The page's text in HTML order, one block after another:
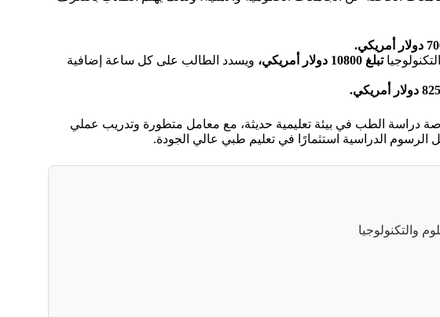
تبلغ 10800 دولار أمريكي،
ويسدد الطالب على كل ساعة إضافية
أمريكي.
دراسة الطب في بيئة تعليمية حديثة، مع معامل متطورة وتدريب عملي
الرسوم الدراسية استثمارًا في تعليم طبي عالي الجودة.
والتكنولوجيا